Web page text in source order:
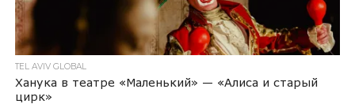
TEL AVIV GLOBAL
Ханука в театре «Маленький» — «Алиса и старый
цирк»